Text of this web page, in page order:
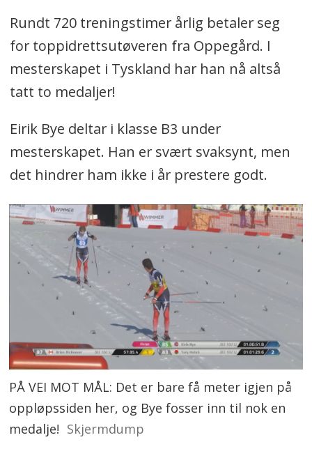
Rundt 720 treningstimer årlig betaler seg
for toppidrettsutøveren fra Oppegård. I
mesterskapet i Tyskland har han nå altså
tatt to medaljer!
Eirik Bye deltar i klasse B3 under
mesterskapet. Han er svært svaksynt, men
det hindrer ham ikke i år prestere godt.
PÅ VEI MOT MÅL: Det er bare få meter igjen på
oppløpssiden her, og Bye fosser inn til nok en
medalje! Skjermdump